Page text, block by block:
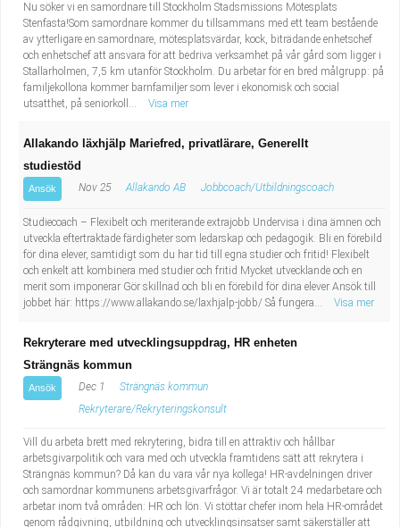
Nu söker vi en samordnare till Stockholm Stadsmissions Mötesplats
Stenfasta!Som samordnare kommer du tillsammans med ett team bestående
av ytterligare en samordnare, mötesplatsvärdar, kock, biträdande enhetschef
och enhetschef att ansvara för att bedriva verksamhet på vår gård som ligger i
Stallarholmen, 7,5 km utanför Stockholm. Du arbetar för en bred målgrupp: på
familjekollona kommer barnfamiljer som lever i ekonomisk och social
utsatthet, på seniorkoll...
Visa mer
Allakando läxhjälp Mariefred, privatlärare, Generellt
studiestöd
Ansök Nov 25 Allakando AB Jobbcoach/Utbildningscoach
Studiecoach – Flexibelt och meriterande extrajobb Undervisa i dina ämnen och
utveckla eftertraktade färdigheter som ledarskap och pedagogik. Bli en förebild
för dina elever, samtidigt som du har tid till egna studier och fritid! Flexibelt
och enkelt att kombinera med studier och fritid Mycket utvecklande och en
merit som imponerar Gör skillnad och bli en förebild för dina elever Ansök till
jobbet här: https://www.allakando.se/laxhjalp-jobb/ Så fungera...
Visa mer
Rekryterare med utvecklingsuppdrag, HR enheten
Strängnäs kommun
Ansök Dec 1
Strängnäs kommun
Rekryterare/Rekryteringskonsult
Vill du arbeta brett med rekrytering, bidra till en attraktiv och hållbar
arbetsgivarpolitik och vara med och utveckla framtidens sätt att rekrytera i
Strängnäs kommun? Då kan du vara vår nya kollega! HR-avdelningen driver
och samordnar kommunens arbetsgivarfrågor. Vi är totalt 24 medarbetare och
arbetar inom två områden: HR och lön. Vi stöttar chefer inom hela HR-området
genom rådgivning, utbildning och utvecklingsinsatser samt säkerställer att